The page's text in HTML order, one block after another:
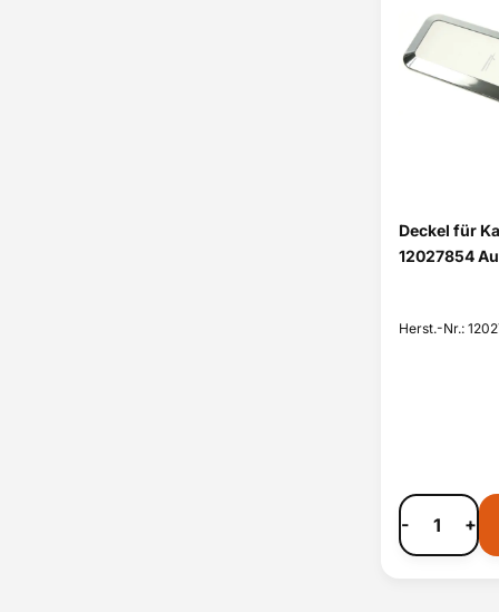
Deckel für
12027854
Herst.-Nr.:
- +